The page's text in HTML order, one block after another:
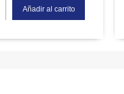
Añadir al carrito